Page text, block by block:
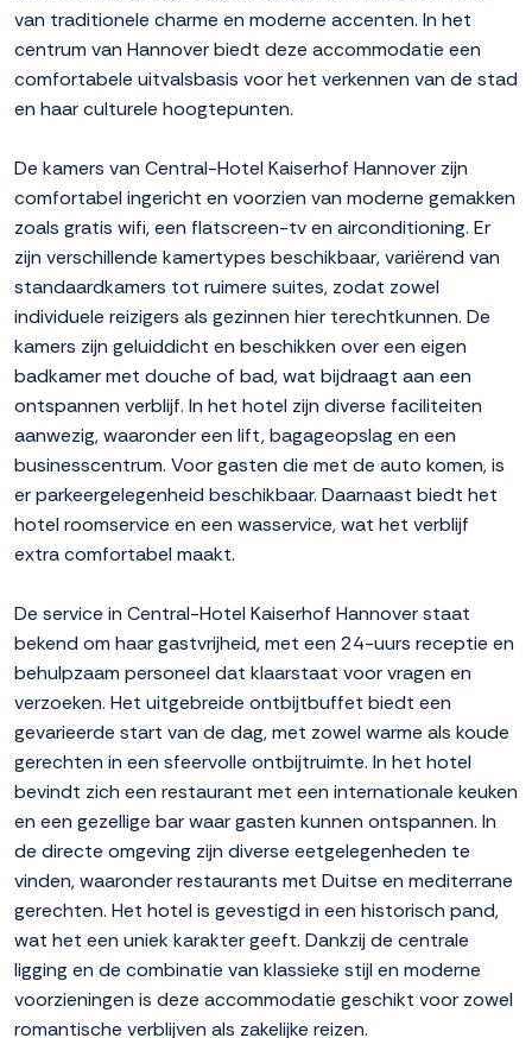
van traditionele charme en moderne accenten. In het
centrum van Hannover biedt deze accommodatie een
comfortabele uitvalsbasis voor het verkennen van de stad
en haar culturele hoogtepunten.
De kamers van Central-Hotel Kaiserhof Hannover zijn
comfortabel ingericht en voorzien van moderne gemakken
zoals gratis wifi, een flatscreen-tv en airconditioning. Er
zijn verschillende kamertypes beschikbaar, variërend van
standaardkamers tot ruimere suites, zodat zowel
individuele reizigers als gezinnen hier terechtkunnen. De
kamers zijn geluiddicht en beschikken over een eigen
badkamer met douche of bad, wat bijdraagt aan een
ontspannen verblijf. In het hotel zijn diverse faciliteiten
aanwezig, waaronder een lift, bagageopslag en een
businesscentrum. Voor gasten die met de auto komen, is
er parkeergelegenheid beschikbaar. Daarnaast biedt het
hotel roomservice en een wasservice, wat het verblijf
extra comfortabel maakt.
De service in Central-Hotel Kaiserhof Hannover staat
bekend om haar gastvrijheid, met een 24-uurs receptie en
behulpzaam personeel dat klaarstaat voor vragen en
verzoeken. Het uitgebreide ontbijtbuffet biedt een
gevarieerde start van de dag, met zowel warme als koude
gerechten in een sfeervolle ontbijtruimte. In het hotel
bevindt zich een restaurant met een internationale keuken
en een gezellige bar waar gasten kunnen ontspannen. In
de directe omgeving zijn diverse eetgelegenheden te
vinden, waaronder restaurants met Duitse en mediterrane
gerechten. Het hotel is gevestigd in een historisch pand,
wat het een uniek karakter geeft. Dankzij de centrale
ligging en de combinatie van klassieke stijl en moderne
voorzieningen is deze accommodatie geschikt voor zowel
romantische verblijven als zakelijke reizen.